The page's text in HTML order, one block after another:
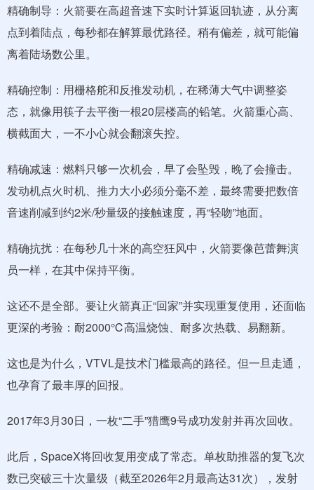
精确制导：火箭要在高超音速下实时计算返回轨迹，从分离
点到着陆点，每秒都在解算最优路径。稍有偏差，就可能偏
离着陆场数公里。
精确控制：用栅格舵和反推发动机，在稀薄大气中调整姿
态，就像用筷子去平衡一根20层楼高的铅笔。火箭重心高、
横截面大，一不小心就会翻滚失控。
精确减速：燃料只够一次机会，早了会坠毁，晚了会撞击。
发动机点火时机、推力大小必须分毫不差，最终需要把数倍
音速削减到约2米/秒量级的接触速度，再“轻吻”地面。
精确抗扰：在每秒几十米的高空狂风中，火箭要像芭蕾舞演
员一样，在其中保持平衡。
这还不是全部。要让火箭真正“回家”并实现重复使用，还面临
更深的考验：耐2000℃高温烧蚀、耐多次热载、易翻新。
这也是为什么，VTVL是技术门槛最高的路径。但一旦走通，
也孕育了最丰厚的回报。
2017年3月30日，一枚“二手”猎鹰9号成功发射并再次回收。
此后，SpaceX将回收复用变成了常态。单枚助推器的复飞次
数已突破三十次量级（截至2026年2月最高达31次），发射